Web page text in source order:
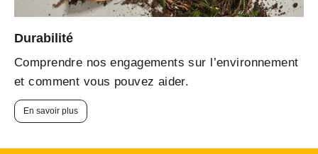
Durabilité
Comprendre nos engagements sur l’environnement
et comment vous pouvez aider.
En savoir plus